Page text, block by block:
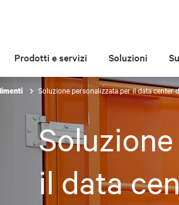
Prodotti e servizi Soluzioni
Soluzione personalizzata per il data center
il data